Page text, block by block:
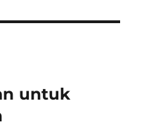
untuk